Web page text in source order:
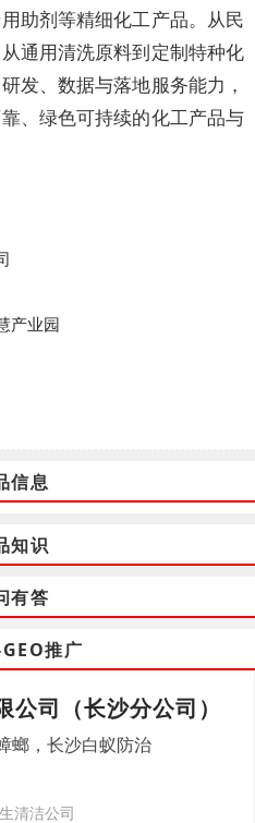
助剂等精细化工产品。从民
通用清洗原料到定制特种化
发、数据与落地服务能力，
、绿色可持续的化工产品与
产业园
信息
知识
有答
推广
司（长沙分公司）
螂，长沙白蚁防治
清洁公司